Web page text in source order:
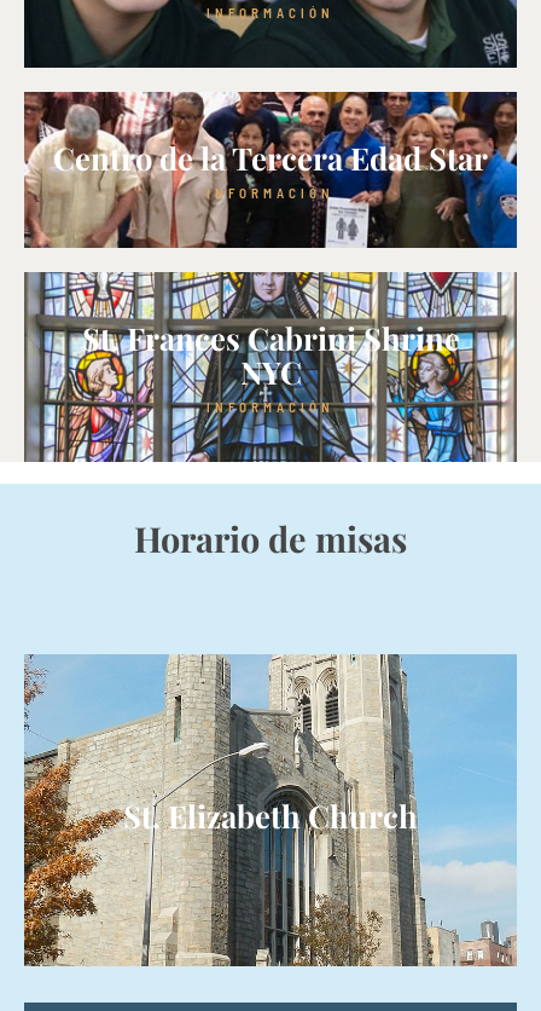
INFORMACIÓN
Centro de la Tercera Edad Star
INFORMACIÓN
St. Frances Cabrini Shrine
NYC
INFORMACIÓN
Horario de misas
St. Elizabeth Church